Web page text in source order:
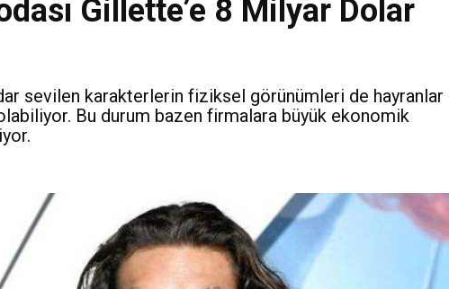
Gillette’e 8 Milyar Dolar
sevilen karakterlerin fiziksel görünümleri de hayranlar
Bu durum bazen firmalara büyük ekonomik